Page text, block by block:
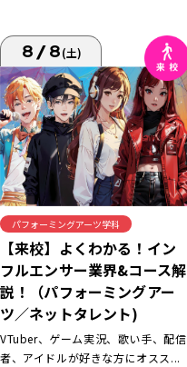
8/8(土)
パフォーミングアーツ学科
【来校】よくわかる！イン
フルエンサー業界&コース解
説！（パフォーミングアー
ツ／ネットタレント)
VTuber、ゲーム実況、歌い手、配信
者、アイドルが好きな方にオスス...